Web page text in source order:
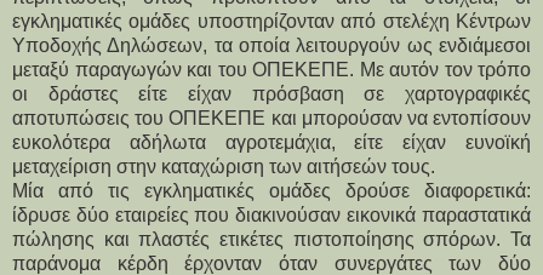
εγκληματικές ομάδες υποστηρίζονταν από στελέχη Κέντρων
Υποδοχής Δηλώσεων, τα οποία λειτουργούν ως ενδιάμεσοι
μεταξύ παραγωγών και του ΟΠΕΚΕΠΕ. Με αυτόν τον τρόπο
οι δράστες είτε είχαν πρόσβαση σε χαρτογραφικές
αποτυπώσεις του ΟΠΕΚΕΠΕ και μπορούσαν να εντοπίσουν
ευκολότερα αδήλωτα αγροτεμάχια, είτε είχαν ευνοϊκή
μεταχείριση στην καταχώριση των αιτήσεών τους.
Μία από τις εγκληματικές ομάδες δρούσε διαφορετικά:
ίδρυσε δύο εταιρείες που διακινούσαν εικονικά παραστατικά
πώλησης και πλαστές ετικέτες πιστοποίησης σπόρων. Τα
παράνομα κέρδη έρχονταν όταν συνεργάτες των δύο